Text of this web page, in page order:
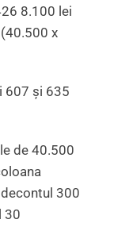
8.100 lei
x
607 și 635
de 40.500
300
30